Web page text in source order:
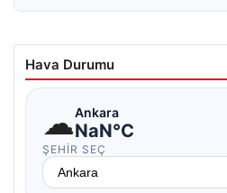
Hava Durumu
☁Ankara
NaN°C
ŞEHIR SEÇ